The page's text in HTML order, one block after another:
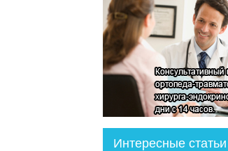
Интересные статьи